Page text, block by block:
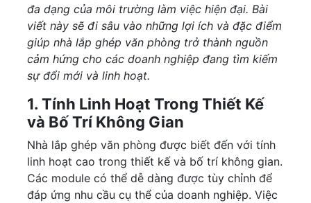
đa dạng của môi trường làm việc hiện đại. Bài
viết này sẽ đi sâu vào những lợi ích và đặc điểm
giúp nhà lắp ghép văn phòng trở thành nguồn
cảm hứng cho các doanh nghiệp đang tìm kiếm
sự đổi mới và linh hoạt.
1. Tính Linh Hoạt Trong Thiết Kế
và Bố Trí Không Gian
Nhà lắp ghép văn phòng được biết đến với tính
linh hoạt cao trong thiết kế và bố trí không gian.
Các module có thể dễ dàng được tùy chỉnh để
đáp ứng nhu cầu cụ thể của doanh nghiệp. Việc